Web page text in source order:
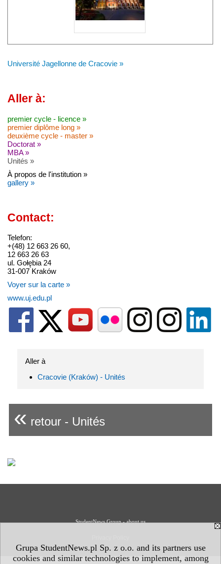
Grupa StudentNews.pl Sp. z o.o. and its partners use
cookies and similar technologies to implement, among
Université Jagellonne de Cracovie »
Aller à:
premier cycle - licence »
premier diplôme long »
deuxième cycle - master »
Doctorat »
MBA »
Unités »
À propos de l'institution »
gallery »
Contact:
Telefon:
+(48) 12 663 26 60,
12 663 26 63
ul. Gołębia 24
31-007 Kraków
Voyer sur la carte »
www.uj.edu.pl
Aller à
Cracovie (Kraków) - Unités
« retour - Unités
StudentNews Group - about us